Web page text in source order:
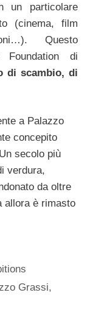
un particolare
(cinema, film
Questo
Foundation di
di scambio, di
a Palazzo
concepito
secolo più
verdura,
da oltre
allora è rimasto
Grassi,